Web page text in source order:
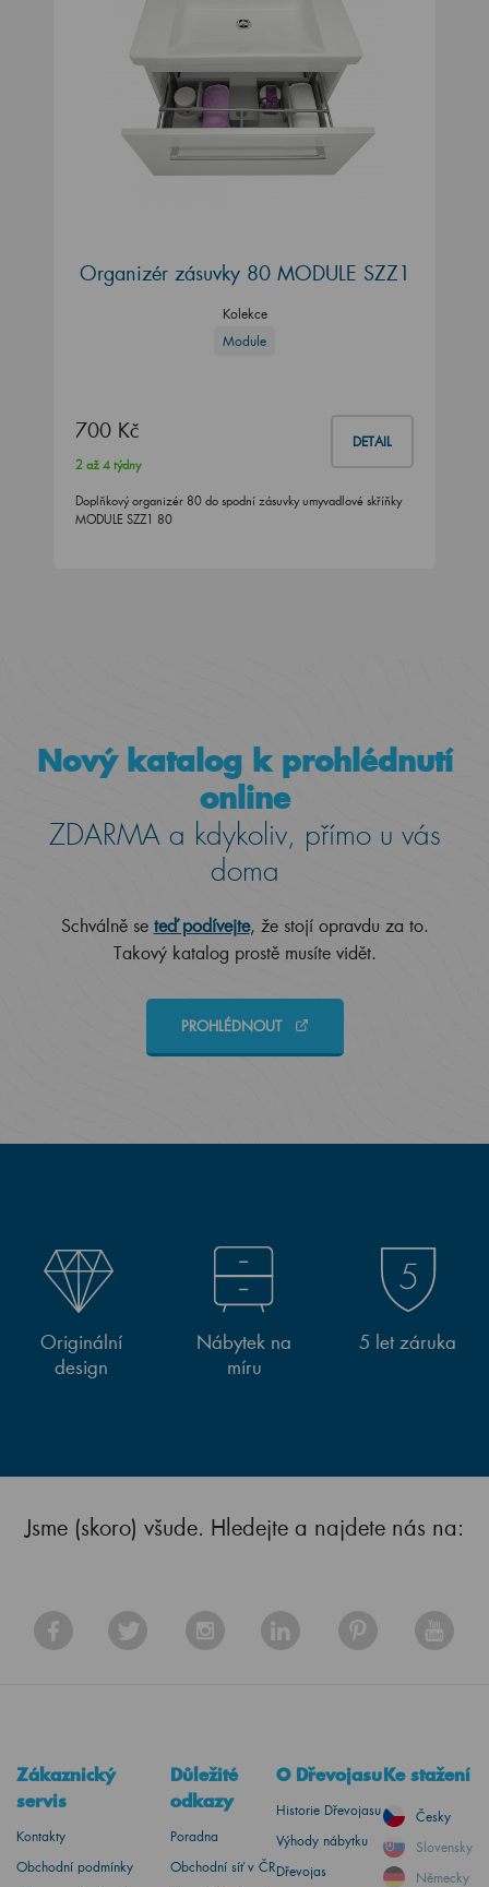
Organizér zásuvky 80 MODULE SZZ1
Kolekce
Module
700 Kč DETAIL
2 až 4 týdny
Doplňkový organizér 80 do spodní zásuvky umyvadlové skříňky
MODULE SZZ1 80
Nový katalog k prohlédnutí
online
ZDARMA a kdykoliv, přímo u vás
doma
Schválně se teď podívejte, že stojí opravdu za to.
Takový katalog prostě musíte vidět.
PROHLÉDNOUT
Originální
design
Nábytek na
míru
5 let záruka
Jsme (skoro) všude. Hledejte a najdete nás na:
Zákaznický
servis
Kontakty
Obchodní podmínky
Důležité
odkazy
Poradna
Obchodní síť v ČR
O Dřevojasu
Historie Dřevojasu
Výhody nábytku
Dřevojas
Ke stažení
Česky
Slovensky
Německy